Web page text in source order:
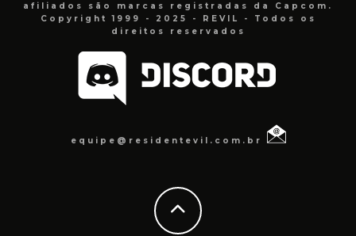
afiliados são marcas registradas da Capcom.
Copyright 1999 - 2025 - REVIL - Todos os
direitos reservados
equipe@residentevil.com.br